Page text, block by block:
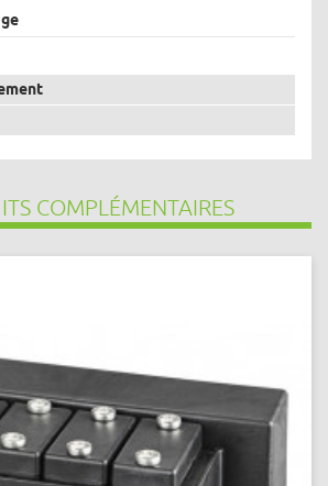
COMPLÉMENTAIRES